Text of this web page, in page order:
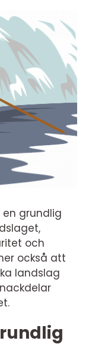
grundlig
och
också att
landslag